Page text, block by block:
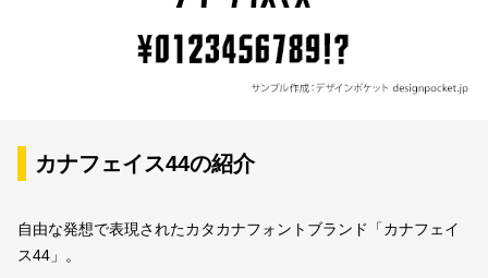
カナフェイス44の紹介
自由な発想で表現されたカタカナフォントブランド「カナフェイ
ス44」。